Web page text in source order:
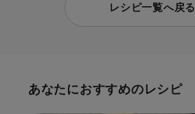
レシピ一覧へ戻る
あなたにおすすめのレシピ